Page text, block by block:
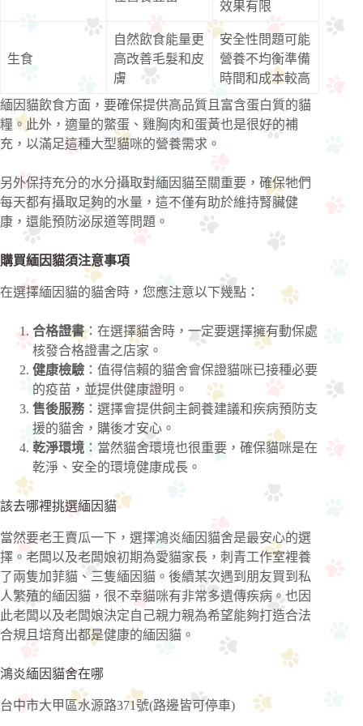
效果有限
生食
自然飲食能量更
高改善毛髮和皮
膚
安全性問題可能
營養不均衡準備
時間和成本較高
緬因貓飲食方面，要確保提供高品質且富含蛋白質的貓
糧。此外，適量的鱉蛋、雞胸肉和蛋黃也是很好的補
充，以滿足這種大型貓咪的營養需求。
另外保持充分的水分攝取對緬因貓至關重要，確保牠們
每天都有攝取足夠的水量，這不僅有助於維持腎臟健
康，還能預防泌尿道等問題。
購買緬因貓須注意事項
在選擇緬因貓的貓舍時，您應注意以下幾點：
合格證書：在選擇貓舍時，一定要選擇擁有動保處
核發合格證書之店家。
健康檢驗 ：值得信賴的貓舍會保證貓咪已接種必要
的疫苗，並提供健康證明。
售後服務 ：選擇會提供飼主飼養建議和疾病預防支
援的貓舍，購後才安心。
乾淨環境 ：當然貓舍環境也很重要，確保貓咪是在
乾淨、安全的環境健康成長。
該去哪裡挑選緬因貓
當然要老王賣瓜一下，選擇鴻炎緬因貓舍是最安心的選
擇。老闆以及老闆娘初期為愛貓家長，刺青工作室裡養
了兩隻加菲貓、三隻緬因貓。後續某次遇到朋友買到私
人繁殖的緬因貓，很不幸貓咪有非常多遺傳疾病。也因
此老闆以及老闆娘決定自己親力親為希望能夠打造合法
合規且培育出都是健康的緬因貓。
鴻炎緬因貓舍在哪
台中市大甲區水源路371號(路邊皆可停車)